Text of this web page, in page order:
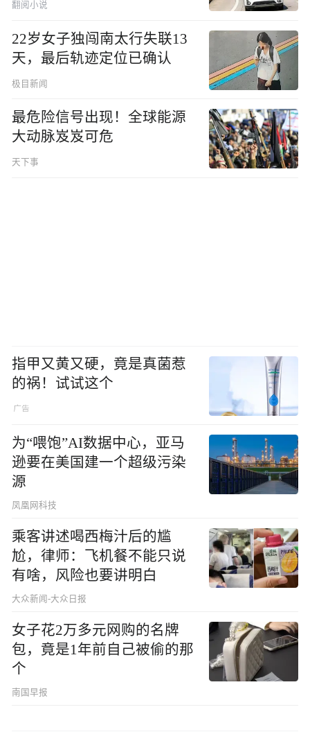
翻阅小说
22岁女子独闯南太行失联13
天，最后轨迹定位已确认
极目新闻
最危险信号出现！全球能源
大动脉岌岌可危
天下事
指甲又黄又硬，竟是真菌惹
的祸！试试这个
为“喂饱”AI数据中心，亚马
逊要在美国建一个超级污染
源
凤凰网科技
乘客讲述喝西梅汁后的尴
尬，律师：飞机餐不能只说
有啥，风险也要讲明白
大众新闻-大众日报
女子花2万多元网购的名牌
包，竟是1年前自己被偷的那
个
南国早报